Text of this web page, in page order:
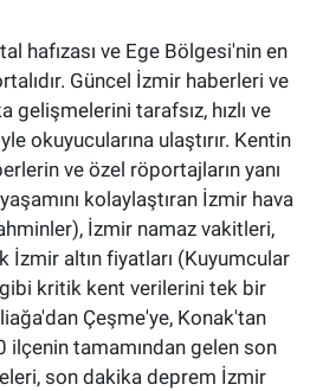
hafızası ve Ege Bölgesi'nin en
Güncel İzmir haberleri ve
gelişmelerini tarafsız, hızlı ve
okuyucularına ulaştırır. Kentin
ve özel röportajların yanı
kolaylaştıran İzmir hava
İzmir namaz vakitleri,
İzmir altın fiyatları (Kuyumcular
gibi kritik kent verilerini tek bir
Çeşme'ye, Konak'tan
ilçenin tamamından gelen son
son dakika deprem İzmir